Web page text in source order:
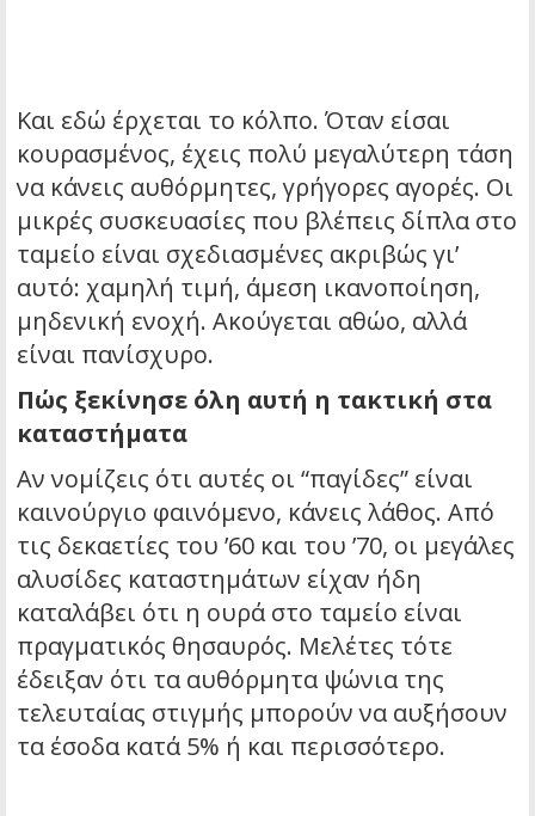
Και εδώ έρχεται το κόλπο. Όταν είσαι
κουρασμένος, έχεις πολύ μεγαλύτερη τάση
να κάνεις αυθόρμητες, γρήγορες αγορές. Οι
μικρές συσκευασίες που βλέπεις δίπλα στο
ταμείο είναι σχεδιασμένες ακριβώς γι’
αυτό: χαμηλή τιμή, άμεση ικανοποίηση,
μηδενική ενοχή. Ακούγεται αθώο, αλλά
είναι πανίσχυρο.
Πώς ξεκίνησε όλη αυτή η τακτική στα
καταστήματα
Αν νομίζεις ότι αυτές οι “παγίδες” είναι
καινούργιο φαινόμενο, κάνεις λάθος. Από
τις δεκαετίες του ’60 και του ’70, οι μεγάλες
αλυσίδες καταστημάτων είχαν ήδη
καταλάβει ότι η ουρά στο ταμείο είναι
πραγματικός θησαυρός. Μελέτες τότε
έδειξαν ότι τα αυθόρμητα ψώνια της
τελευταίας στιγμής μπορούν να αυξήσουν
τα έσοδα κατά 5% ή και περισσότερο.